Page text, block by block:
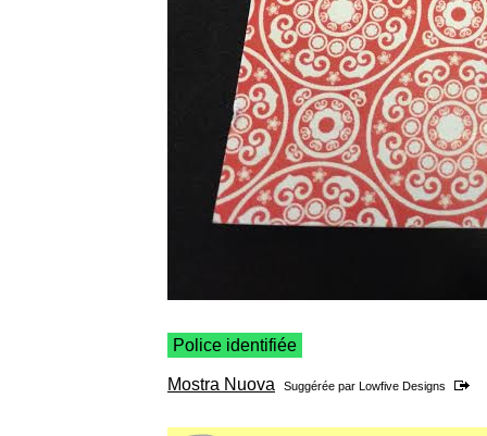
Police identifiée
Mostra Nuova Suggérée par Lowfive Designs